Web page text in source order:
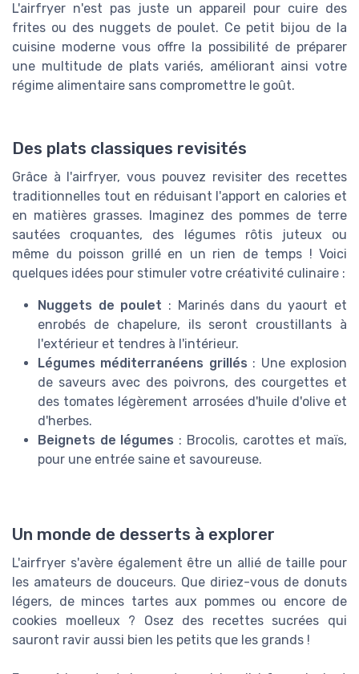
L'airfryer n'est pas juste un appareil pour cuire des
frites ou des nuggets de poulet. Ce petit bijou de la
cuisine moderne vous offre la possibilité de préparer
une multitude de plats variés, améliorant ainsi votre
régime alimentaire sans compromettre le goût.
Des plats classiques revisités
Grâce à l'airfryer, vous pouvez revisiter des recettes
traditionnelles tout en réduisant l'apport en calories et
en matières grasses. Imaginez des pommes de terre
sautées croquantes, des légumes rôtis juteux ou
même du poisson grillé en un rien de temps ! Voici
quelques idées pour stimuler votre créativité culinaire :
Nuggets de poulet : Marinés dans du yaourt et
enrobés de chapelure, ils seront croustillants à
l'extérieur et tendres à l'intérieur.
Légumes méditerranéens grillés : Une explosion
de saveurs avec des poivrons, des courgettes et
des tomates légèrement arrosées d'huile d'olive et
d'herbes.
Beignets de légumes : Brocolis, carottes et maïs,
pour une entrée saine et savoureuse.
Un monde de desserts à explorer
L'airfryer s'avère également être un allié de taille pour
les amateurs de douceurs. Que diriez-vous de donuts
légers, de minces tartes aux pommes ou encore de
cookies moelleux ? Osez des recettes sucrées qui
sauront ravir aussi bien les petits que les grands !